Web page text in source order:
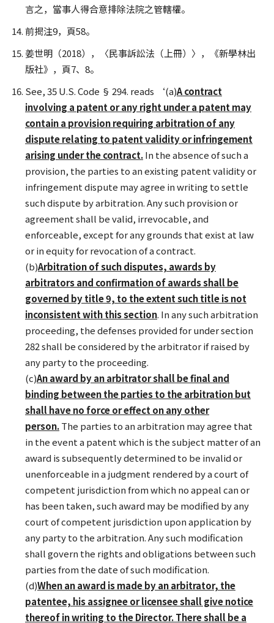
言之，當事人得合意排除法院之管轄權。
前揭注9，頁58。
姜世明（2018），〈民事訴訟法（上冊）〉，《新學林出
版社》，頁7、8。
See, 35 U.S. Code § 294. reads ‘(a)A contract
involving a patent or any right under a patent may
contain a provision requiring arbitration of any
dispute relating to patent validity or infringement
arising under the contract.In the absence of such a
provision, the parties to an existing patent validity or
infringement dispute may agree in writing to settle
such dispute by arbitration. Any such provision or
agreement shall be valid, irrevocable, and
enforceable, except for any grounds that exist at law
or in equity for revocation of a contract.
(b)Arbitration of such disputes, awards by
arbitrators and confirmation of awards shall be
governed by title 9, to the extent such title is not
inconsistent with this section. In any such arbitration
proceeding, the defenses provided for under section
282 shall be considered by the arbitrator if raised by
any party to the proceeding.
(c)An award by an arbitrator shall be final and
binding between the parties to the arbitration but
shall have no force or effect on any other
person.The parties to an arbitration may agree that
in the event a patent which is the subject matter of an
award is subsequently determined to be invalid or
unenforceable in a judgment rendered by a court of
competent jurisdiction from which no appeal can or
has been taken, such award may be modified by any
court of competent jurisdiction upon application by
any party to the arbitration. Any such modification
shall govern the rights and obligations between such
parties from the date of such modification.
(d)When an award is made by an arbitrator, the
patentee, his assignee or licensee shall give notice
thereof in writing to the Director. There shall be a